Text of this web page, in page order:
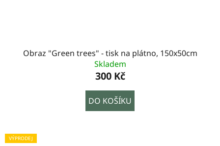
Obraz "Green trees" - tisk na plátno, 150x50cm
Skladem
300 Kč
DO KOŠÍKU
VÝPRODEJ